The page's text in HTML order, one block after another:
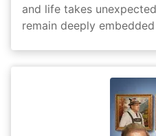
and life takes
remain deeply